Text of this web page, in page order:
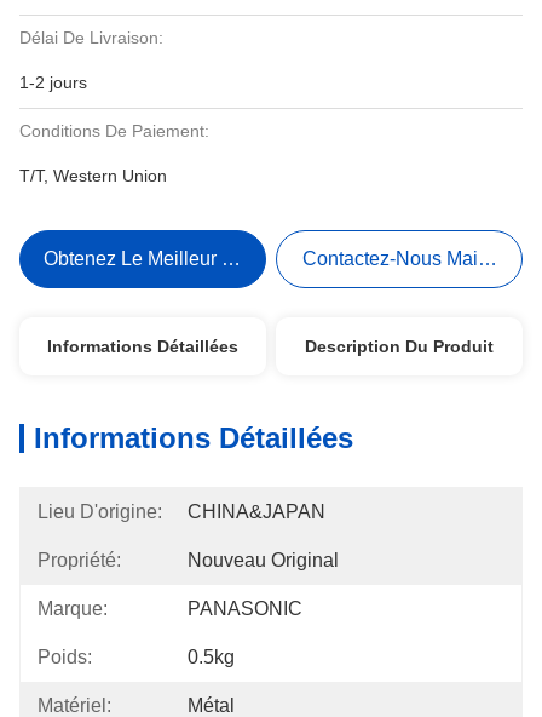
Délai De Livraison:
1-2 jours
Conditions De Paiement:
T/T, Western Union
Obtenez Le Meilleur Prix Contactez-Nous Maintenant
Informations Détaillées Description Du Produit
Informations Détaillées
Lieu D'origine: CHINA&JAPAN
Propriété: Nouveau Original
Marque: PANASONIC
Poids: 0.5kg
Matériel: Métal